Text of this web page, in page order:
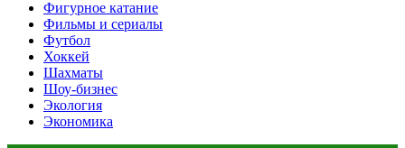
Фигурное катание
Фильмы и сериалы
Футбол
Хоккей
Шахматы
Шоу-бизнес
Экология
Экономика